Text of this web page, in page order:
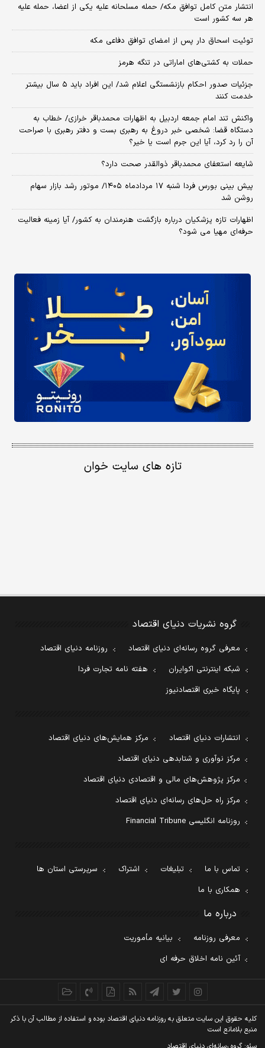
انتشار متن کامل توافق مکه/ حمله مسلحانه علیه یکی از اعضا، حمله علیه
هر سه کشور است
توئیت اسحاق دار پس از امضای توافق دفاعی مکه
حملات به کشتی‌های اماراتی در تنگه هرمز
جزئیات صدور احکام بازنشستگی اعلام شد/ این افراد باید ۵ سال بیشتر
خدمت کنند
واکنش تند امام جمعه اردبیل به اظهارات محمدباقر خرازی/ خطاب به
دستگاه قضا: شخصی خبر دروغ به رهبری بست و دفتر رهبری با صراحت
آن را رد کرد، آیا این جرم است یا خیر؟
شایعه استعفای محمدباقر ذوالقدر صحت دارد؟
پیش بینی بورس فردا شنبه ۱۷ مردادماه ۱۴۰۵/ موتور رشد بازار سهام
روشن شد
اظهارات تازه پزشکیان درباره بازگشت هنرمندان به کشور/ آیا زمینه فعالیت
حرفه‌ای مهیا می شود؟
تازه های سایت خوان
گروه نشریات دنیای اقتصاد
معرفی گروه رسانه‌ای دنیای اقتصاد
روزنامه دنیای اقتصاد
شبکه اینترنتی اکوایران
هفته نامه تجارت فردا
پایگاه خبری اقتصادنیوز
انتشارات دنیای اقتصاد
مرکز همایش‌های دنیای اقتصاد
مرکز نوآوری و شتابدهی دنیای اقتصاد
مرکز پژوهش‌های مالی و اقتصادی دنیای اقتصاد
مرکز راه حل‌های رسانه‌ای دنیای اقتصاد
روزنامه انگلیسی Financial Tribune
تماس با ما تبلیغات اشتراک
سرپرستی استان ها
همکاری با ما
درباره ما
معرفی روزنامه
بیانیه مأموریت
آئین نامه اخلاق حرفه ای
کليه حقوق اين سايت متعلق به روزنامه دنيای اقتصاد بوده و استفاده از مطالب آن با ذکر
منبع بلامانع است